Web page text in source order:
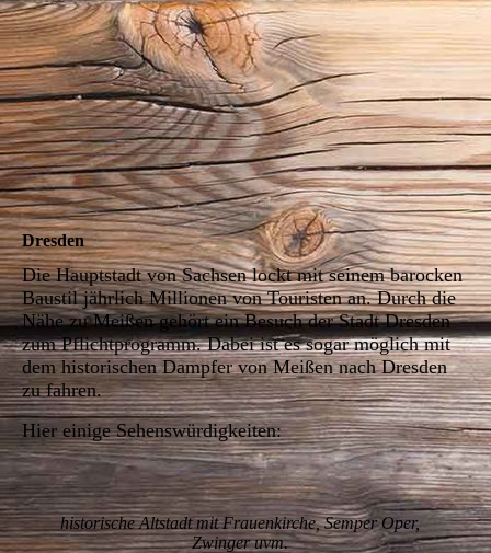
Erlebnisweingüter
Dresden
Die Hauptstadt von Sachsen lockt mit seinem barocken
Baustil jährlich Millionen von Touristen an. Durch die
Nähe zu Meißen gehört ein Besuch der Stadt Dresden
zum Pflichtprogramm. Dabei ist es sogar möglich mit
dem historischen Dampfer von Meißen nach Dresden
zu fahren.
Hier einige Sehenswürdigkeiten:
historische Altstadt mit Frauenkirche, Semper Oper,
Zwinger uvm.